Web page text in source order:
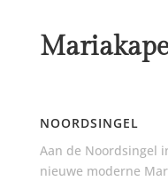
NOORDSINGEL
Aan de Noordsingel
nieuwe moderne